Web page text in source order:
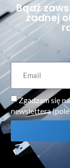
Bądź
żadnej
Zgadzam się
newslettera